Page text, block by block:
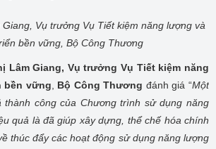
Vụ trưởng Vụ Tiết kiệm năng lượng và
bền vững, Bộ Công Thương
Lâm Giang, Vụ trưởng Vụ Tiết kiệm năng
bền vững
Bộ Công Thương đánh giá “Một
thành công của Chương trình sử dụng năng
quả là đã giúp xây dựng, thể chế hóa chính
thúc đẩy các hoạt động sử dụng năng lượng